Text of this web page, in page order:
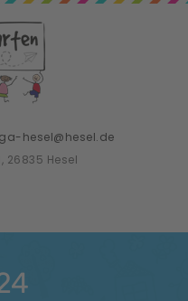
hesel@hesel.de
26835 Hesel